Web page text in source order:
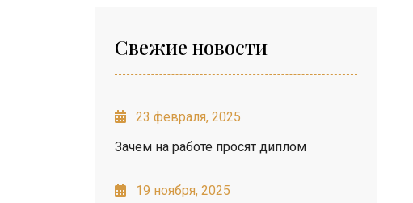
Свежие новости
23 февраля, 2025
Зачем на работе просят диплом
19 ноября, 2025